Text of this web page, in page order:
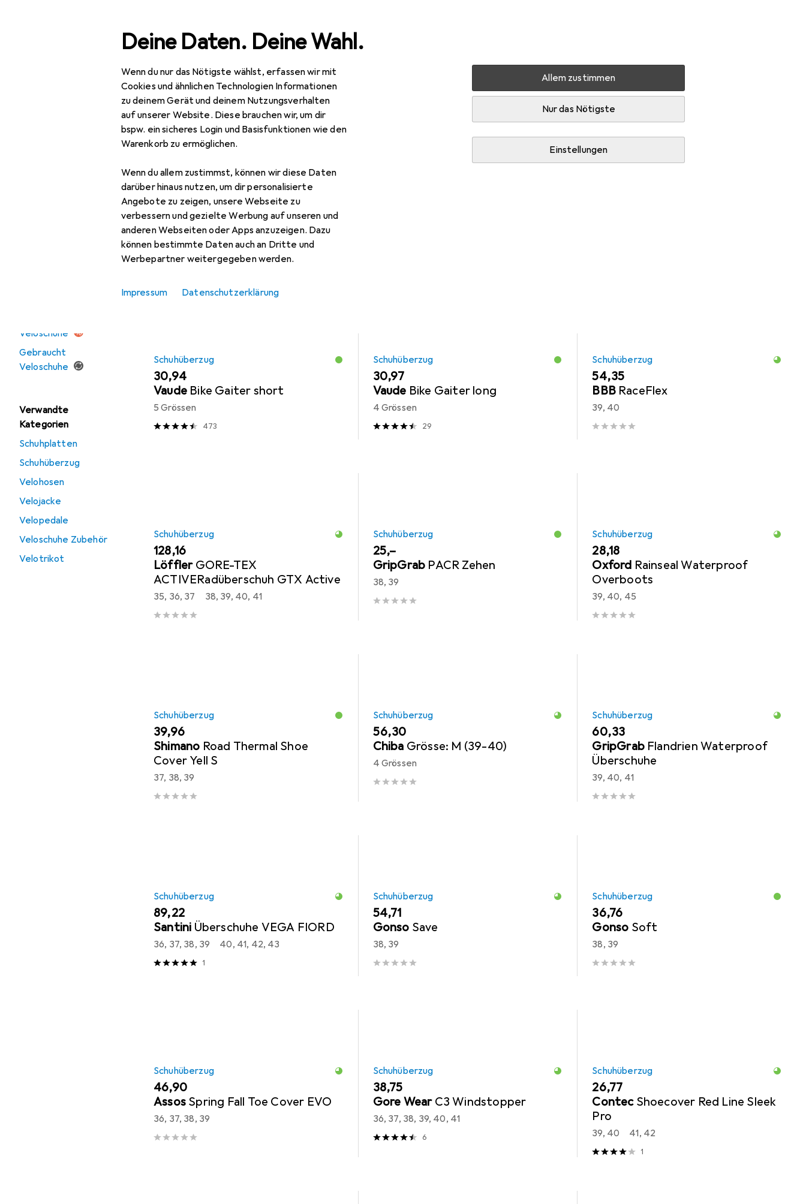
Deine Daten. Deine Wahl.
Wenn du nur das Nötigste wählst, erfassen wir mit
Cookies und ähnlichen Technologien Informationen
zu deinem Gerät und deinem Nutzungsverhalten
auf unserer Website. Diese brauchen wir, um dir
bspw. ein sicheres Login und Basisfunktionen wie den
Warenkorb zu ermöglichen.
Wenn du allem zustimmst, können wir diese Daten
darüber hinaus nutzen, um dir personalisierte
Angebote zu zeigen, unsere Webseite zu
verbessern und gezielte Werbung auf unseren und
anderen Webseiten oder Apps anzuzeigen. Dazu
können bestimmte Daten auch an Dritte und
Werbepartner weitergegeben werden.
Allem zustimmen
Nur das Nötigste
Einstellungen
Impressum Datenschutzerklärung
Navigation nach Kategorien
Veloschuhe
Gebraucht
Veloschuhe
Verwandte
Kategorien
Schuhplatten
Schuhüberzug
Velohosen
Velojacke
Velopedale
Veloschuhe Zubehör
Velotrikot
Gesamtsortiment Sport Bike Veloschuhe + Zubehör Northwave Extreme R GTX
EUR
247,88
NorthwaveExtreme R GTX
Zubehör für Northwave Extreme R GTX
Hier findest du passendes Zubehör zum Produkt Northwave Extreme R GTX aus der Kategorie Schuhüberzug.
Sortieren nach:Relevanz
Schuhüberzug
EUR
30,94
Vaude Bike Gaiter short
5 Grössen
473
Schuhüberzug
EUR
30,97
Vaude Bike Gaiter long
4 Grössen
29
Schuhüberzug
EUR
54,35
BBB RaceFlex
39, 40
Schuhüberzug
EUR
128,16
Löffler GORE-TEX
ACTIVERadüberschuh GTX Active
35, 36, 37 38, 39, 40, 41
Schuhüberzug
EUR
25,–
GripGrab PACR Zehen
38, 39
Schuhüberzug
EUR
28,18
Oxford Rainseal Waterproof
Overboots
39, 40, 45
Schuhüberzug
EUR
39,96
Shimano Road Thermal Shoe
Cover Yell S
37, 38, 39
Schuhüberzug
EUR
56,30
Chiba Grösse: M (39-40)
4 Grössen
Schuhüberzug
EUR
60,33
GripGrab Flandrien Waterproof
Überschuhe
39, 40, 41
Schuhüberzug
EUR
89,22
Santini Überschuhe VEGA FIORD
36, 37, 38, 39 40, 41, 42, 43
1
Schuhüberzug
EUR
54,71
Gonso Save
38, 39
Schuhüberzug
EUR
36,76
Gonso Soft
38, 39
Schuhüberzug
EUR
46,90
Assos Spring Fall Toe Cover EVO
36, 37, 38, 39
Schuhüberzug
EUR
38,75
Gore Wear C3 Windstopper
36, 37, 38, 39, 40, 41
6
Schuhüberzug
EUR
26,77
Contec Shoecover Red Line Sleek
Pro
39, 40 41, 42
1